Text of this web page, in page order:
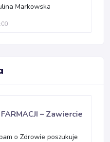
Markowska
– Zawiercie
o Zdrowie poszukuje